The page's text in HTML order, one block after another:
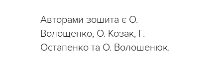
Авторами зошита є О.
Волощенко, О. Козак, Г.
Остапенко та О. Волошенюк.